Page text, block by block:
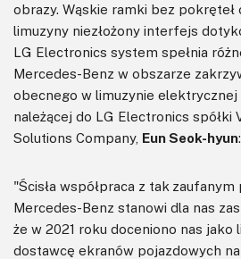
obrazy. Wąskie ramki bez pokręteł
limuzyny niezłożony interfejs
LG Electronics system spełnia
Mercedes-Benz w obszarze
obecnego w limuzynie elektrycznej
należącej do LG Electronics spółki
Solutions Company, Eun Seok-hyun:
"Ścisła współpraca z tak
Mercedes-Benz stanowi dla nas
że w 2021 roku doceniono nas jako
dostawcę ekranów pojazdowych